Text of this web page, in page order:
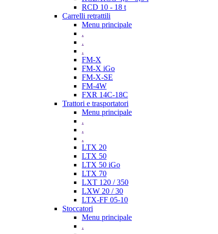
RCD 10 - 18 t
Carrelli retrattili
Menu principale
.
.
.
FM-X
FM-X iGo
FM-X-SE
FM-4W
FXR 14C-18C
Trattori e trasportatori
Menu principale
.
.
.
LTX 20
LTX 50
LTX 50 iGo
LTX 70
LXT 120 / 350
LXW 20 / 30
LTX-FF 05-10
Stoccatori
Menu principale
.